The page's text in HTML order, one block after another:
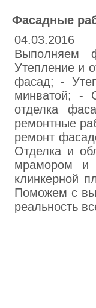
Фасадные
04.03.2016
Выполняем
Утепление и
фасад; -
минватой; -
отделка
ремонтные
ремонт
Отделка и
мрамором и
клинкерной
Поможем с
реальность